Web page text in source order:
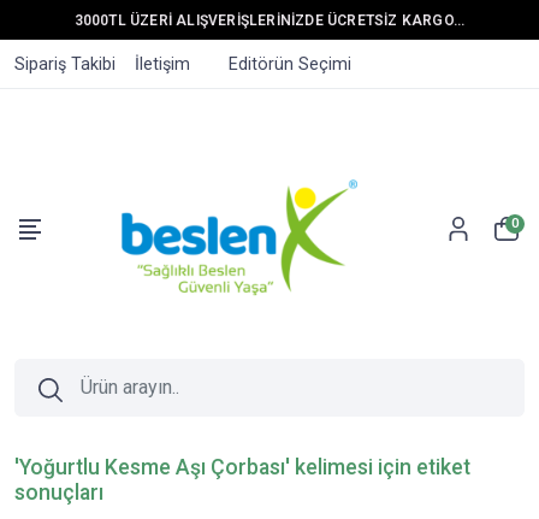
3000TL ÜZERİ ALIŞVERİŞLERİNİZDE ÜCRETSİZ KARGO...
Sipariş Takibi İletişim Editörün Seçimi
0
'Yoğurtlu Kesme Aşı Çorbası' kelimesi için etiket
sonuçları